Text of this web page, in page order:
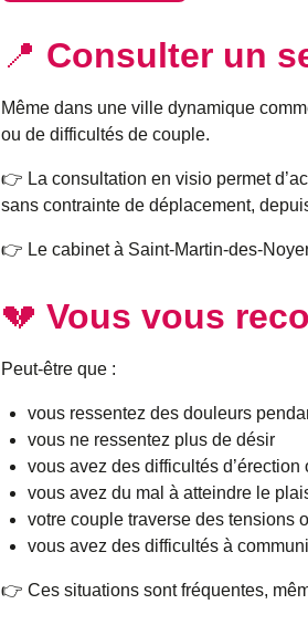
📍 Consulter un
Même dans une ville dynamique
ou de difficultés de couple.
👉 La consultation en visio permet
sans contrainte de déplacement,
👉 Le cabinet à Saint-Martin-des-
💔 Vous vous
Peut-être que :
vous ressentez des douleurs
vous ne ressentez plus de désir
vous avez des difficultés d’érection
vous avez du mal à atteindre le
votre couple traverse des tensions
vous avez des difficultés à
👉 Ces situations sont fréquentes,